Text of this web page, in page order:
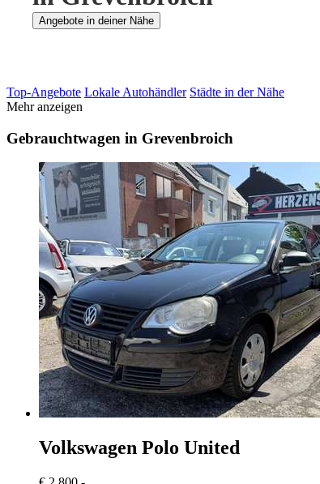
Angebote in deiner Nähe
Top-Angebote Lokale Autohändler Städte in der Nähe
Mehr anzeigen
Gebrauchtwagen in Grevenbroich
Volkswagen Polo United